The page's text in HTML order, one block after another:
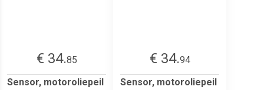
€ 34.85
Sensor, motoroliepeil
€ 34.94
Sensor, motoroliepeil